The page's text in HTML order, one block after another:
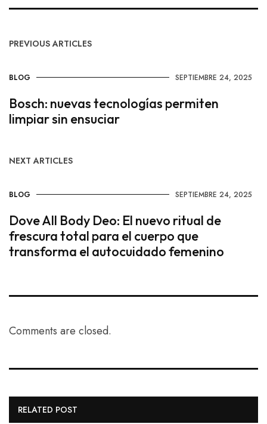
PREVIOUS ARTICLES
BLOG SEPTIEMBRE 24, 2025
Bosch: nuevas tecnologías permiten
limpiar sin ensuciar
NEXT ARTICLES
BLOG SEPTIEMBRE 24, 2025
Dove All Body Deo: El nuevo ritual de
frescura total para el cuerpo que
transforma el autocuidado femenino
Comments are closed.
RELATED POST